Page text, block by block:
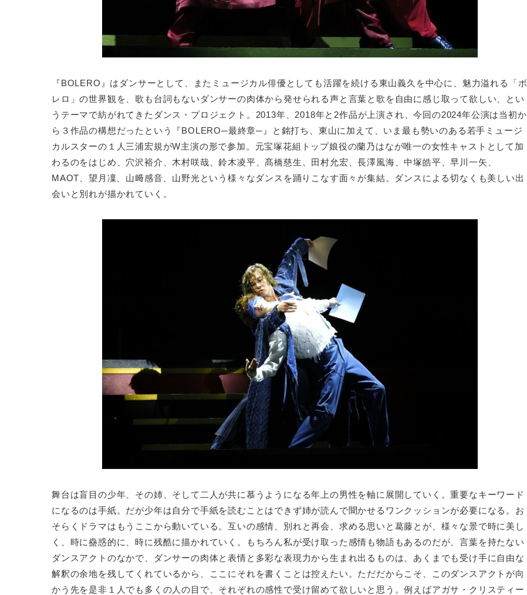
『BOLERO』はダンサーとして、またミュージカル俳優としても活躍を続ける東山義久を中心に、魅力溢れる「ボ
レロ」の世界観を、歌も台詞もないダンサーの肉体から発せられる声と言葉と歌を自由に感じ取って欲しい、とい
うテーマで紡がれてきたダンス・プロジェクト。2013年、2018年と2作品が上演され、今回の2024年公演は当初か
ら３作品の構想だったという『BOLERO─最終章─』と銘打ち、東山に加えて、いま最も勢いのある若手ミュージ
カルスターの１人三浦宏規がW主演の形で参加。元宝塚花組トップ娘役の蘭乃はなが唯一の女性キャストとして加
わるのをはじめ、穴沢裕介、木村咲哉、鈴木凌平、髙橋慈生、田村允宏、長澤風海、中塚皓平、早川一矢、
MAOT、望月凜、山﨑感音、山野光という様々なダンスを踊りこなす面々が集結。ダンスによる切なくも美しい出
会いと別れが描かれていく。
舞台は盲目の少年、その姉、そして二人が共に慕うようになる年上の男性を軸に展開していく。重要なキーワード
になるのは手紙。だが少年は自分で手紙を読むことはできず姉が読んで聞かせるワンクッションが必要になる。お
そらくドラマはもうここから動いている。互いの感情、別れと再会、求める思いと葛藤とが、様々な景で時に美し
く、時に蠱惑的に、時に残酷に描かれていく。もちろん私が受け取った感情も物語もあるのだが、言葉を持たない
ダンスアクトのなかで、ダンサーの肉体と表情と多彩な表現力から生まれ出るものは、あくまでも受け手に自由な
解釈の余地を残してくれているから、ここにそれを書くことは控えたい。ただだからこそ、このダンスアクトが向
かう先を是非１人でも多くの人の目で、それぞれの感性で受け留めて欲しいと思う。例えばアガサ・クリスティー